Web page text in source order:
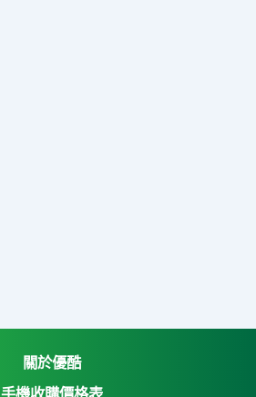
關於優酷
手機收購價格表